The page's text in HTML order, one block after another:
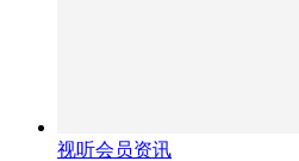
视听会员资讯